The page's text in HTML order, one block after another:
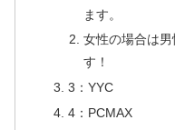
ます。
女性の場合は
す！
3：YYC
4：PCMAX